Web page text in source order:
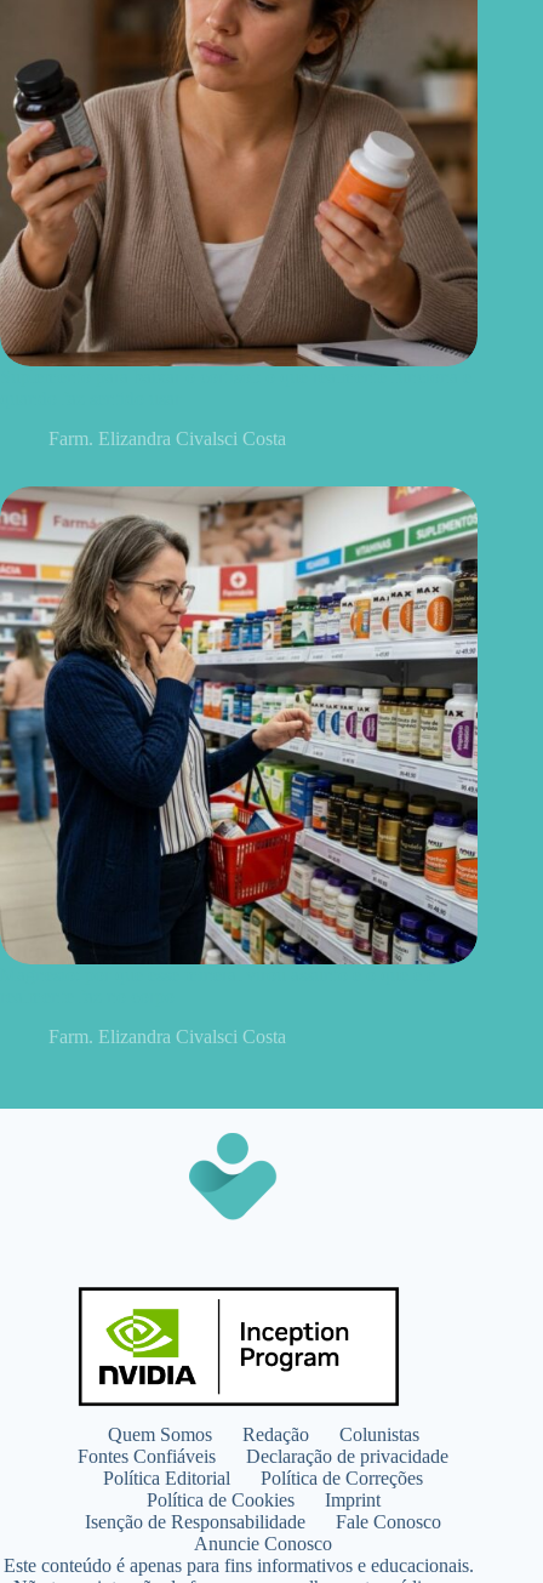
Farm. Elizandra Civalsci Costa
Farm. Elizandra Civalsci Costa
Quem Somos Redação
Colunistas
Fontes Confiáveis
Declaração de privacidade
Política Editorial
Política de Correções
Política de Cookies
Imprint
Isenção de Responsabilidade
Fale Conosco
Anuncie Conosco
Este conteúdo é apenas para fins informativos e educacionais.